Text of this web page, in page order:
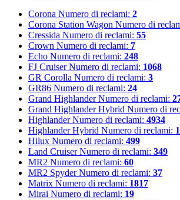
Corona Numero di reclami: 2
Corona Station Wagon Numero di
Cressida Numero di reclami: 55
Crown Numero di reclami: 7
Echo Numero di reclami: 248
FJ Cruiser Numero di reclami: 1068
GR Corolla Numero di reclami: 3
GR86 Numero di reclami: 24
Grand Highlander Numero di reclami:
Grand Highlander Hybrid Numero di
Highlander Numero di reclami: 4934
Highlander Hybrid Numero di reclami:
Hilux Numero di reclami: 499
Land Cruiser Numero di reclami: 349
MR2 Numero di reclami: 60
MR2 Spyder Numero di reclami: 37
Matrix Numero di reclami: 1817
Mirai Numero di reclami: 19